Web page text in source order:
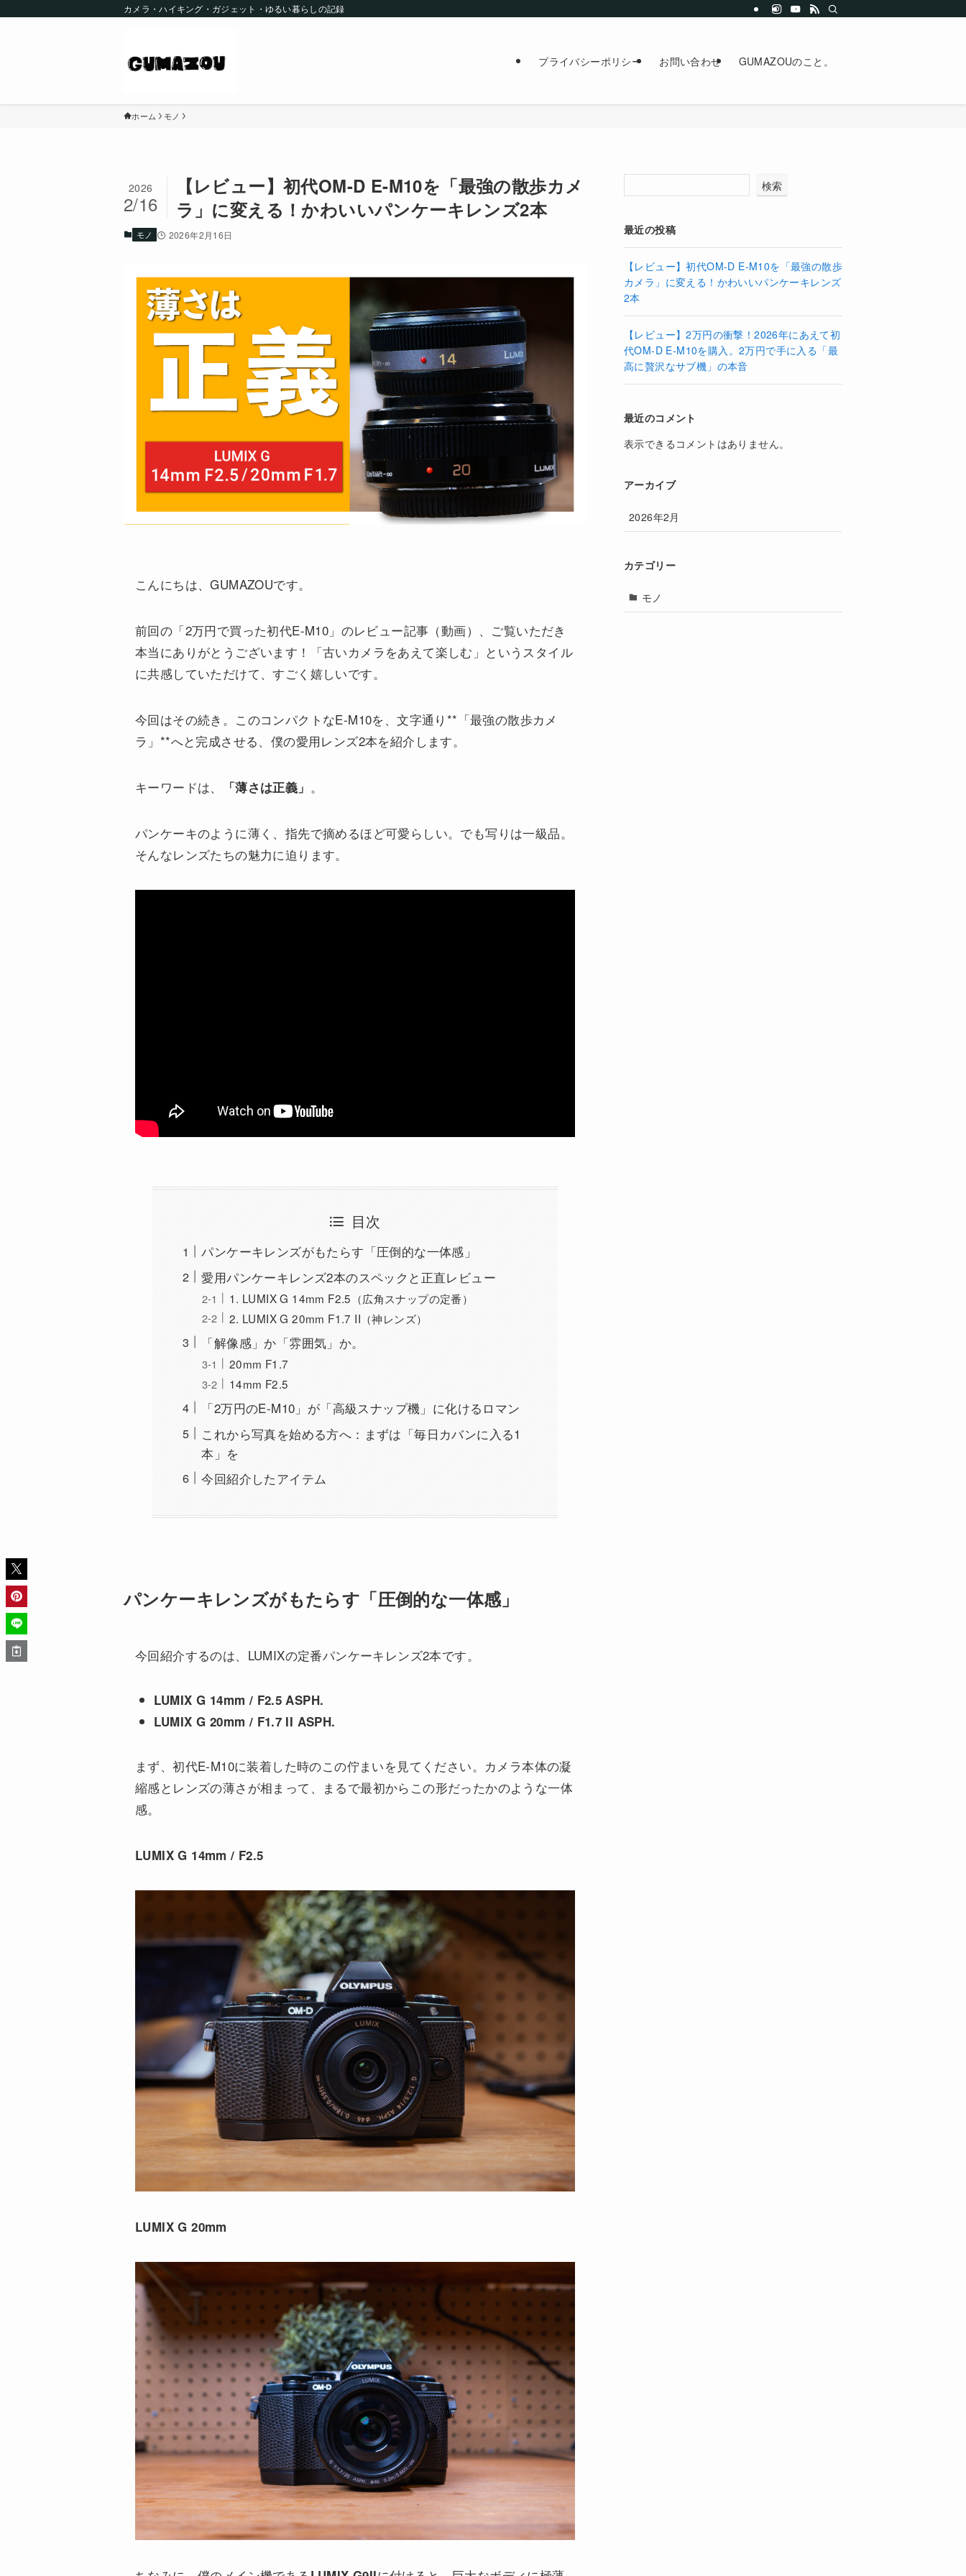
カメラ・ハイキング・ガジェット・ゆるい暮らしの記録
プライバシーポリシー お問い合わせ GUMAZOUのこと。
ホーム モノ
【レビュー】初代OM-D E-M10を「最強の散歩カメ
ラ」に変える！かわいいパンケーキレンズ2本
2026
2/16
モノ 2026年2月16日
こんにちは、GUMAZOUです。
前回の「2万円で買った初代E-M10」のレビュー記事（動画）、ご覧いただき
本当にありがとうございます！「古いカメラをあえて楽しむ」というスタイル
に共感していただけて、すごく嬉しいです。
今回はその続き。このコンパクトなE-M10を、文字通り**「最強の散歩カメ
ラ」**へと完成させる、僕の愛用レンズ2本を紹介します。
キーワードは、 「薄さは正義」 。
パンケーキのように薄く、指先で摘めるほど可愛らしい。でも写りは一級品。
そんなレンズたちの魅力に迫ります。
目次
パンケーキレンズがもたらす「圧倒的な一体感」
愛用パンケーキレンズ2本のスペックと正直レビュー
1. LUMIX G 14mm F2.5（広角スナップの定番）
2. LUMIX G 20mm F1.7 II（神レンズ）
「解像感」か「雰囲気」か。
20mm F1.7
14mm F2.5
「2万円のE-M10」が「高級スナップ機」に化けるロマン
これから写真を始める方へ：まずは「毎日カバンに入る1
本」を
今回紹介したアイテム
パンケーキレンズがもたらす「圧倒的な一体感」
今回紹介するのは、LUMIXの定番パンケーキレンズ2本です。
LUMIX G 14mm / F2.5 ASPH.
LUMIX G 20mm / F1.7 II ASPH.
まず、初代E-M10に装着した時のこの佇まいを見てください。カメラ本体の凝
縮感とレンズの薄さが相まって、まるで最初からこの形だったかのような一体
感。
LUMIX G 14mm / F2.5
LUMIX G 20mm
検索
最近の投稿
【レビュー】初代OM-D E-M10を「最強の散歩
カメラ」に変える！かわいいパンケーキレンズ
2本
【レビュー】2万円の衝撃！2026年にあえて初
代OM-D E-M10を購入。2万円で手に入る「最
高に贅沢なサブ機」の本音
最近のコメント
表示できるコメントはありません。
アーカイブ
2026年2月
カテゴリー
モノ